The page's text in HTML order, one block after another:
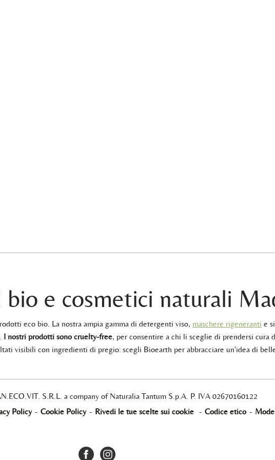
e cosmetici naturali
eco bio. La nostra ampia gamma di detergenti viso, maschere rigeneranti e
I nostri prodotti sono cruelty-free, per consentire a chi li sceglie di prendersi
visibili con ingredienti di pregio: scegli Bioearth per abbracciare un'idea di
S.R.L. a company of Naturalia Tantum S.p.A. P. IVA 02670160122
Policy - Cookie Policy - Rivedi le tue scelte sui cookie - Codice etico -